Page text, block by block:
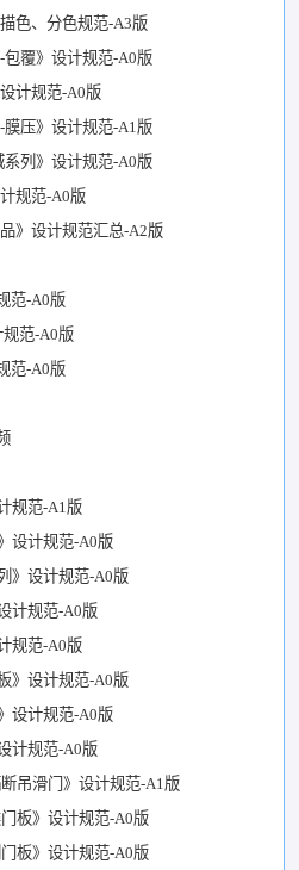
、分色规范-A3版
覆》设计规范-A0版
计规范-A0版
压》设计规范-A1版
列》设计规范-A0版
规范-A0版
设计规范汇总-A2版
范-A0版
范-A0版
范-A0版
规范-A1版
计规范-A0版
设计规范-A0版
计规范-A0版
规范-A0版
设计规范-A0版
计规范-A0版
规范-A0版
吊滑门》设计规范-A1版
板》设计规范-A0版
板》设计规范-A0版